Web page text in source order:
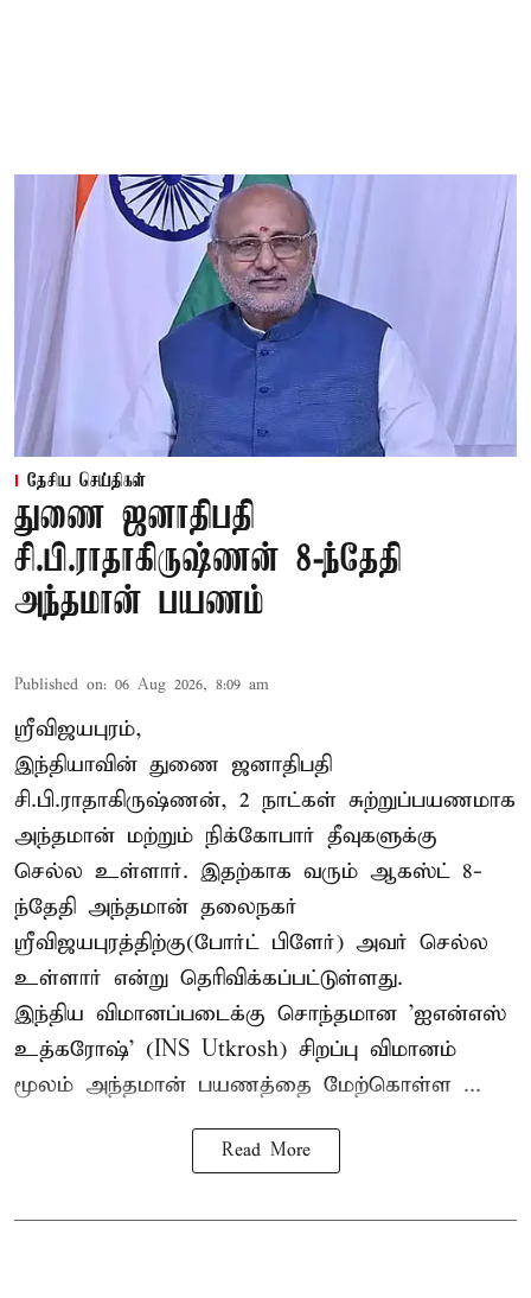
தேசிய செய்திகள்
துணை ஜனாதிபதி
சி.பி.ராதாகிருஷ்ணன் 8-ந்தேதி
அந்தமான் பயணம்
Published on: 06 Aug 2026, 8:09 am
ஸ்ரீவிஜயபுரம்,
இந்தியாவின் துணை ஜனாதிபதி
சி.பி.ராதாகிருஷ்ணன், 2 நாட்கள் சுற்றுப்பயணமாக
அந்தமான் மற்றும் நிக்கோபார் தீவுகளுக்கு
செல்ல உள்ளார். இதற்காக வரும் ஆகஸ்ட் 8-
ந்தேதி அந்தமான் தலைநகர்
ஸ்ரீவிஜயபுரத்திற்கு(போர்ட் பிளேர்) அவர் செல்ல
உள்ளார் என்று தெரிவிக்கப்பட்டுள்ளது.
இந்திய விமானப்படைக்கு சொந்தமான 'ஐஎன்எஸ்
உத்கரோஷ்' (INS Utkrosh) சிறப்பு விமானம்
மூலம் அந்தமான் பயணத்தை மேற்கொள்ள ...
Read More